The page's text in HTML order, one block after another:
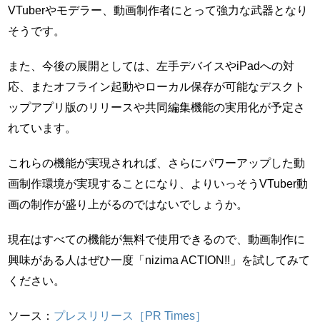
VTuberやモデラー、動画制作者にとって強力な武器となり
そうです。
また、今後の展開としては、左手デバイスやiPadへの対
応、またオフライン起動やローカル保存が可能なデスクト
ップアプリ版のリリースや共同編集機能の実用化が予定さ
れています。
これらの機能が実現されれば、さらにパワーアップした動
画制作環境が実現することになり、よりいっそうVTuber動
画の制作が盛り上がるのではないでしょうか。
現在はすべての機能が無料で使用できるので、動画制作に
興味がある人はぜひ一度「nizima ACTION!!」を試してみて
ください。
ソース： プレスリリース［PR Times］